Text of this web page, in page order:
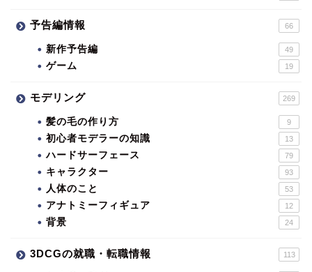
予告編情報 66
新作予告編 49
ゲーム 19
モデリング 269
髪の毛の作り方 9
初心者モデラーの知識 13
ハードサーフェース 79
キャラクター 93
人体のこと 53
アナトミーフィギュア 12
背景 24
3DCGの就職・転職情報 113